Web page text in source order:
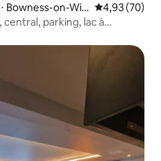
Bowness-on-Win Évaluation
4,93 (70)
parking, lac à